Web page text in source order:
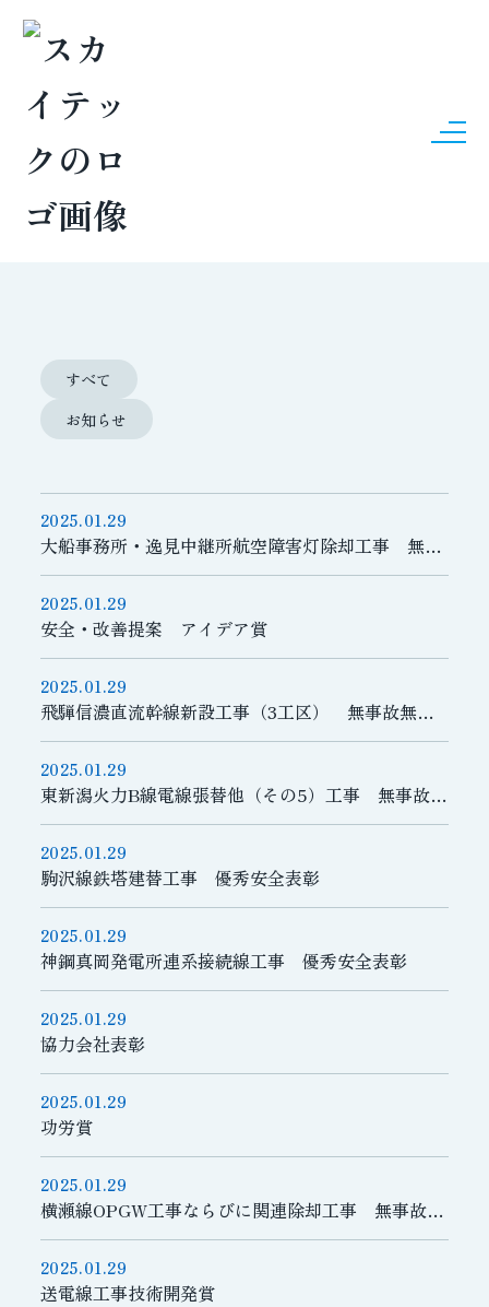
NEWS
すべて
お知らせ
2025.01.29
大船事務所・逸見中継所航空障害灯除却工事 無事故無災害
2025.01.29
安全・改善提案 アイデア賞
2025.01.29
飛騨信濃直流幹線新設工事（3工区） 無事故無災害
2025.01.29
東新潟火力B線電線張替他（その5）工事 無事故無災害
2025.01.29
駒沢線鉄塔建替工事 優秀安全表彰
2025.01.29
神鋼真岡発電所連系接続線工事 優秀安全表彰
2025.01.29
協力会社表彰
2025.01.29
功労賞
2025.01.29
横瀬線OPGW工事ならびに関連除却工事 無事故無災
2025.01.29
送電線工事技術開発賞